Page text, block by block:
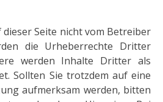
Seite nicht vom Betreiber
die Urheberrechte Dritter
werden Inhalte Dritter als
Sollten Sie trotzdem auf eine
aufmerksam werden, bitten